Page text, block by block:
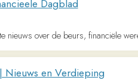
- Gratis Nederlands leren
leren? Of oefenen voor het